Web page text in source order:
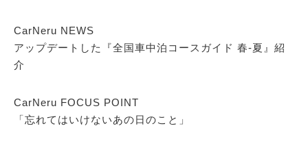
CarNeru NEWS
アップデートした『全国車中泊コースガイド 春-夏』紹
介
CarNeru FOCUS POINT
「忘れてはいけないあの日のこと」